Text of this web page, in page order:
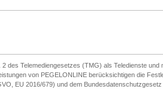
des Telemediengesetzes (TMG) als Teledienste
von PEGELONLINE berücksichtigen die
EU 2016/679) und dem Bundesdatenschutzgesetz